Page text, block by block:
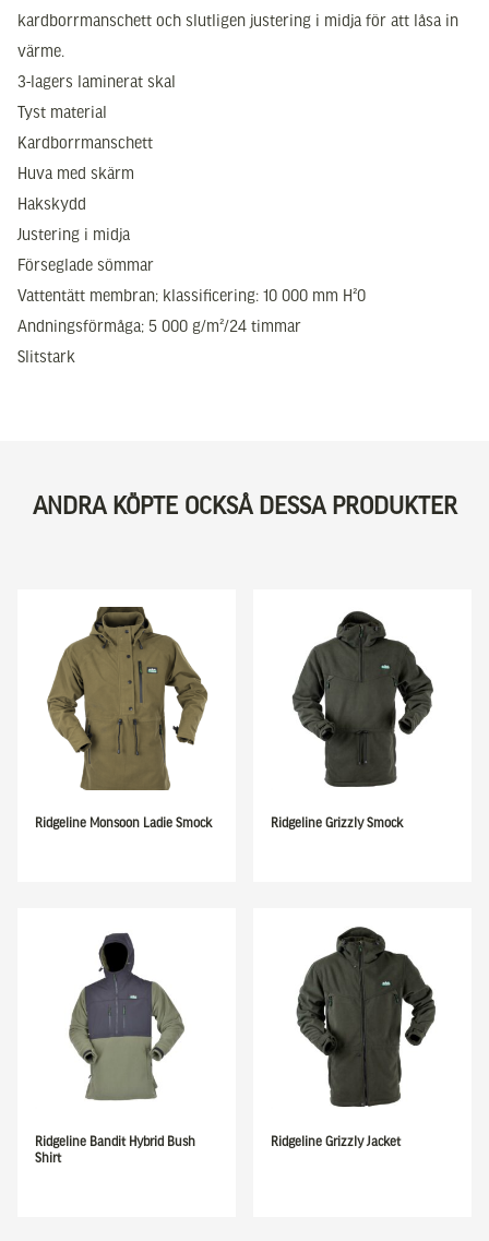
kardborrmanschett och slutligen justering i midja för att låsa in
värme.
3-lagers laminerat skal
Tyst material
Kardborrmanschett
Huva med skärm
Hakskydd
Justering i midja
Förseglade sömmar
Vattentätt membran; klassificering: 10 000 mm H²0
Andningsförmåga; 5 000 g/m²/24 timmar
Slitstark
ANDRA KÖPTE OCKSÅ DESSA PRODUKTER
Ridgeline Monsoon Ladie Smock Ridgeline Grizzly Smock
Ridgeline Bandit Hybrid Bush
Shirt
Ridgeline Grizzly Jacket